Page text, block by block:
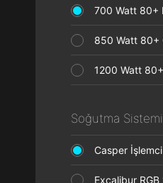
700 Watt 80+
850 Watt 80+
1200 Watt
Soğutma Sistemi
Casper
Excalibur